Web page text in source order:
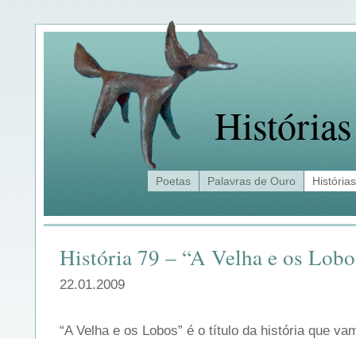
Histórias
Poetas Palavras de Ouro Histórias
História 79 – “A Velha e os
22.01.2009
“A Velha e os Lobos” é o título da história que